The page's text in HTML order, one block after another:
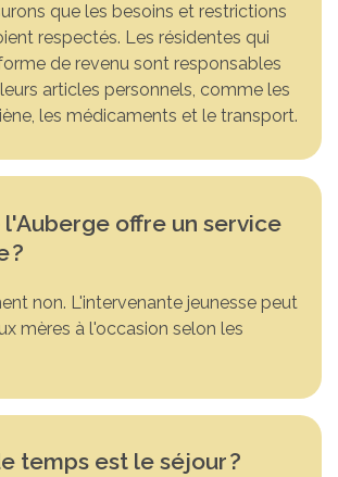
que les besoins et restrictions
respectés. Les résidentes qui
de revenu sont responsables
articles personnels, comme les
les médicaments et le transport.
l'Auberge offre un service
?
non. L'intervenante jeunesse peut
mères à l'occasion selon les
temps est le séjour?